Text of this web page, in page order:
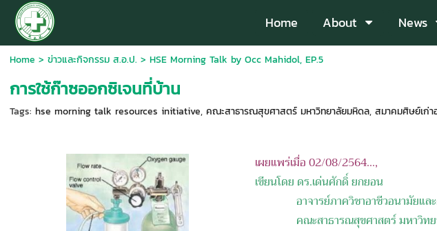
Home About News
Home > ข่าวและกิจกรรม ส.อ.ป. > HSE Morning Talk by Occ Mahidol, EP.5
การใช้ก๊าซออกซิเจนที่บ้าน
Tags: hse morning talk resources initiative, คณะสาธารณสุขศาสตร์ มหาวิทยาลัยมหิดล, สมาคมศิษย์เก่
เผยแพร่เมื่อ 02/08/2564...,
เขียนโดย ดร.เด่นศักดิ์ ยกยอน
อาจารย์ภาควิชาอาชีวอนามัยแ
คณะสาธารณสุขศาสตร์มหาวิท